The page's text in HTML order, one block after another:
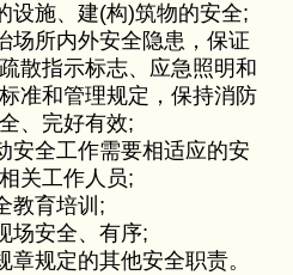
施、建(构)筑物的安全;
所内外安全隐患，保证
散指示标志、应急照明和
准和管理规定，保持消防
、完好有效;
全工作需要相适应的安
关工作人员;
育培训;
安全、有序;
规定的其他安全职责。